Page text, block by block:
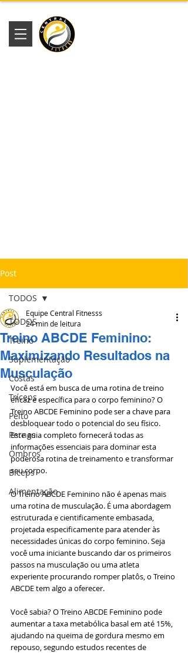
Post
TODOS
Treino
Suplementação
Costas
Tríceps
Peito
Pernas
Ombros
Bíceps
Alimentação
TODOS
Treino ABCDE Feminino:
Maximizando Resultados na
Musculação
Equipe Central Fitnesss
24 min de leitura
Você está em busca de uma rotina de treino
eficaz e específica para o corpo feminino? O
Treino ABCDE Feminino pode ser a chave para
desbloquear todo o potencial do seu físico.
Este guia completo fornecerá todas as
informações essenciais para dominar esta
poderosa rotina de treinamento e transformar
seu corpo.
O Treino ABCDE Feminino não é apenas mais
uma rotina de musculação. É uma abordagem
estruturada e cientificamente embasada,
projetada especificamente para atender às
necessidades únicas do corpo feminino. Seja
você uma iniciante buscando dar os primeiros
passos na musculação ou uma atleta
experiente procurando romper platôs, o Treino
ABCDE tem algo a oferecer.
Você sabia? O Treino ABCDE Feminino pode
aumentar a taxa metabólica basal em até 15%,
ajudando na queima de gordura mesmo em
repouso, segundo estudos recentes de